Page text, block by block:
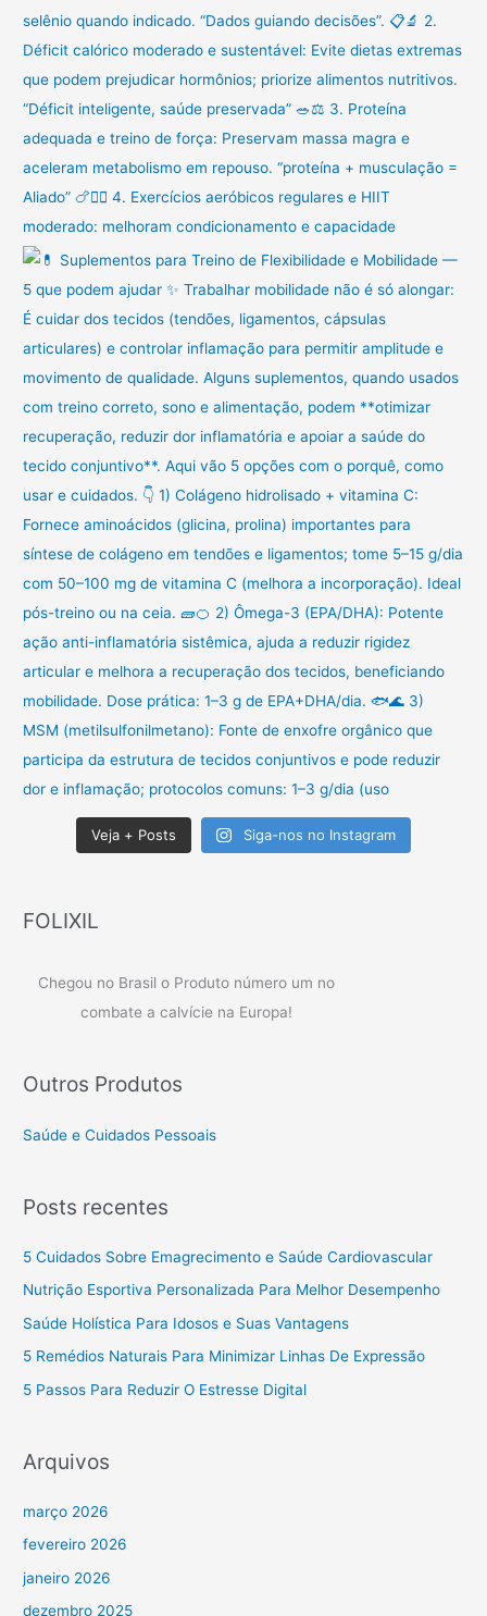
Veja + Posts Siga-nos no Instagram
FOLIXIL
Chegou no Brasil o Produto número um no
combate a calvície na Europa!
Outros Produtos
Saúde e Cuidados Pessoais
Posts recentes
5 Cuidados Sobre Emagrecimento e Saúde Cardiovascular
Nutrição Esportiva Personalizada Para Melhor Desempenho
Saúde Holística Para Idosos e Suas Vantagens
5 Remédios Naturais Para Minimizar Linhas De Expressão
5 Passos Para Reduzir O Estresse Digital
Arquivos
março 2026
fevereiro 2026
janeiro 2026
dezembro 2025